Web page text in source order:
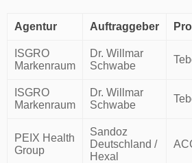
Agentur Auftraggeber
ISGRO
Markenraum
Dr. Willmar
Schwabe
ISGRO
Markenraum
Dr. Willmar
Schwabe
PEIX Health
Group
Sandoz
Deutschland /
Hexal